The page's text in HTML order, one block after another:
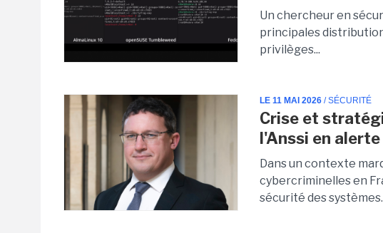
Un chercheur en
principales
privilèges...
LE 11 MAI 2026 / SÉCURITÉ
Crise et
l'Anssi en
Dans un contexte
cybercriminelles en
sécurité des